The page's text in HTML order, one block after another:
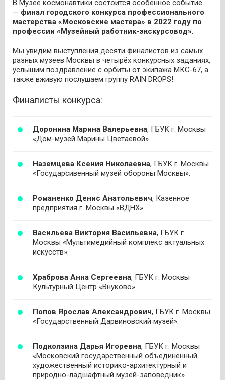
В Музее космонавтики состоится особенное событие
— финал городского конкурса профессионального
мастерства «Московские мастера» в 2022 году по
профессии «Музейный работник-экскурсовод».
Мы увидим выступления десяти финалистов из самых
разных музеев Москвы в четырёх конкурсных заданиях,
услышим поздравление с орбиты от экипажа МКС-67, а
также вживую послушаем группу RAIN DROPS!
Финалисты конкурса:
Доронина Марина Валерьевна, ГБУК г. Москвы
«Дом-музей Марины Цветаевой».
Наземцева Ксения Николаевна, ГБУК г. Москвы
«Государсивенный музей обороны Москвы».
Романенко Денис Анатольевич, Казенное
предприятия г. Москвы «ВДНХ».
Васильева Виктория Васильевна, ГБУК г.
Москвы «Мультимедийный комплекс актуальных
искусств».
Храброва Анна Сергеевна, ГБУК г. Москвы
Культурный Центр «Внуково».
Попов Ярослав Александрович, ГБУК г. Москвы
«Государственный Дарвиновский музей».
Подколзина Дарья Игоревна, ГБУК г. Москвы
«Московский государственный объединенный
художественный историко-архитектурный и
природно-ладшафтный музей-заповедник».